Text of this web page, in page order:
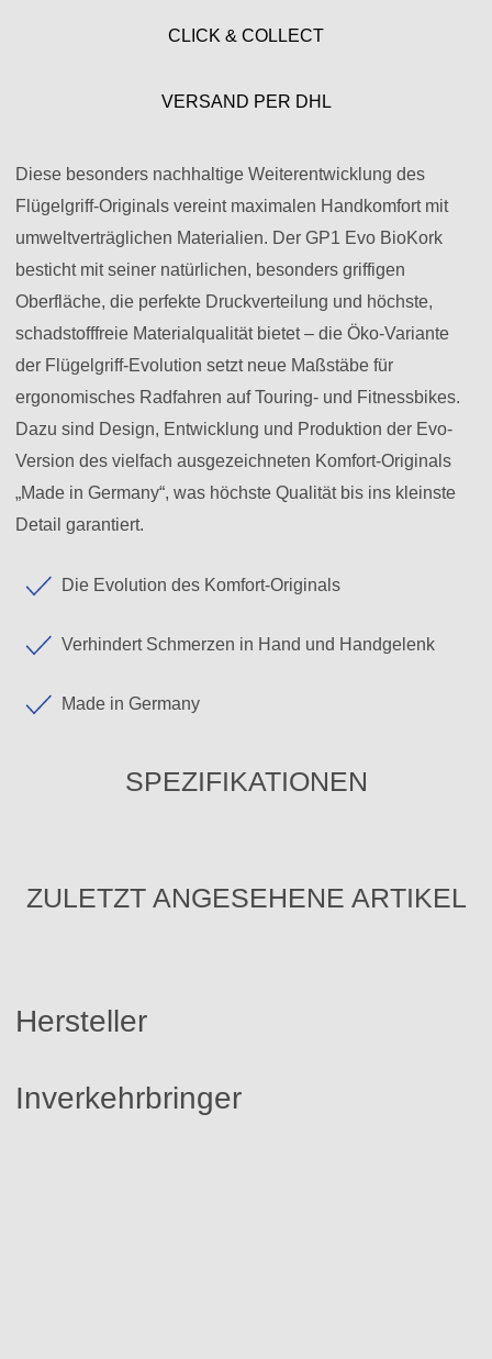
CLICK & COLLECT
VERSAND PER DHL
Diese besonders nachhaltige Weiterentwicklung des
Flügelgriff-Originals vereint maximalen Handkomfort mit
umweltverträglichen Materialien. Der GP1 Evo BioKork
besticht mit seiner natürlichen, besonders griffigen
Oberfläche, die perfekte Druckverteilung und höchste,
schadstofffreie Materialqualität bietet – die Öko-Variante
der Flügelgriff-Evolution setzt neue Maßstäbe für
ergonomisches Radfahren auf Touring- und Fitnessbikes.
Dazu sind Design, Entwicklung und Produktion der Evo-
Version des vielfach ausgezeichneten Komfort-Originals
„Made in Germany“, was höchste Qualität bis ins kleinste
Detail garantiert.
Die Evolution des Komfort-Originals
Verhindert Schmerzen in Hand und Handgelenk
Made in Germany
SPEZIFIKATIONEN
ZULETZT ANGESEHENE ARTIKEL
Hersteller
Inverkehrbringer